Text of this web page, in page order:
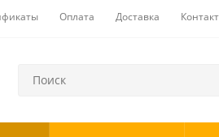
Оплата Доставка